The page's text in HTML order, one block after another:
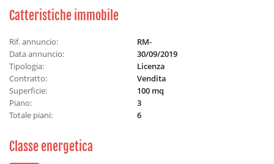
Catteristiche immobile
Rif. annuncio:
RM-
Data annuncio:
30/09/2019
Tipologia:
Licenza
Contratto:
Vendita
Superficie:
100 mq
Piano:
3
Totale piani:
6
Classe energetica